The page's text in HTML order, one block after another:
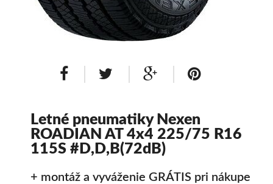
Hliníkové / ALU disky / Elektróny
Puklice na kolesá Kontakt Blog
Letné pneumatiky Nexen
ROADIAN AT 4x4 225/75 R16
115S #D,D,B(72dB)
+ montáž a vyváženie GRÁTIS pri nákupe